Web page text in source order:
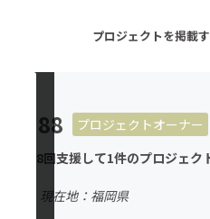
プロジェクトを掲載
目のリターン 注目の新着
プロジェクトオーナー
でに8回支援して1件のプロジェク
現在地：福岡県